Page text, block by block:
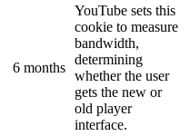
6 months
YouTube sets this
cookie to measure
bandwidth,
determining
whether the user
gets the new or
old player
interface.